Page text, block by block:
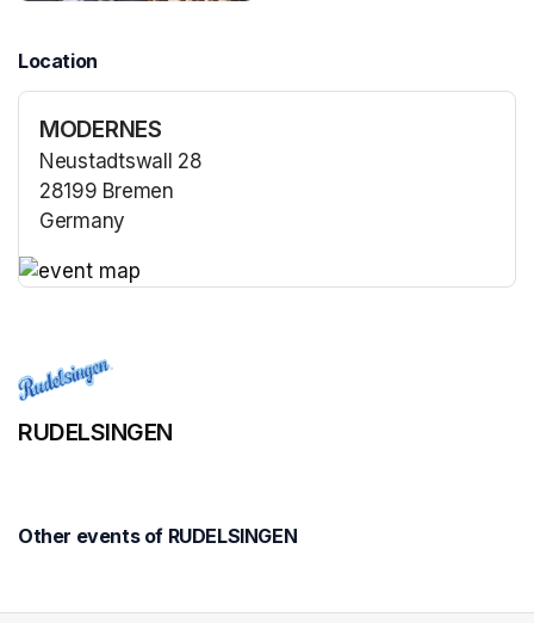
Location
MODERNES
Neustadtswall 28
28199 Bremen
Germany
RUDELSINGEN
Other events of RUDELSINGEN